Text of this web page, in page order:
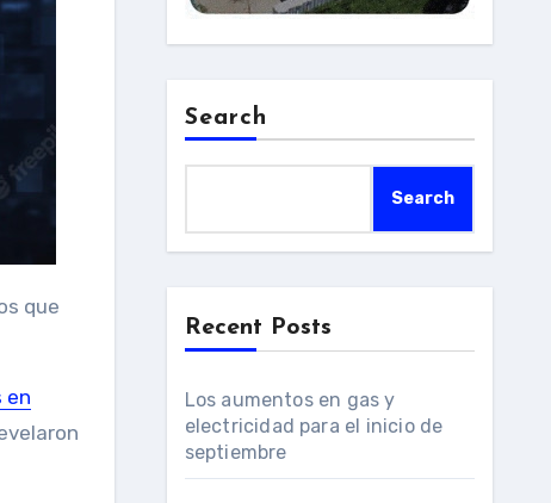
en
Search
Search
Recent Posts
Los aumentos en gas y
electricidad para el inicio de
septiembre